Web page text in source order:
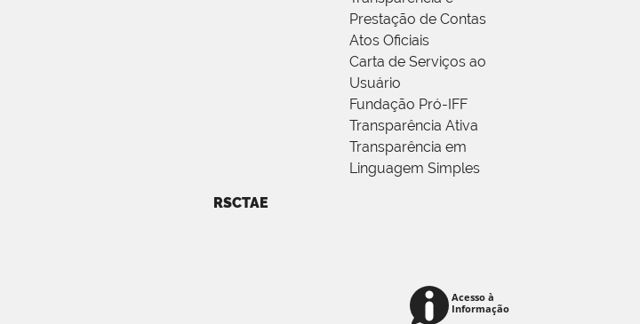
Prestação de Contas
Atos Oficiais
Carta de Serviços ao
Usuário
Fundação Pró-IFF
Transparência Ativa
Transparência em
Linguagem Simples
RSCTAE